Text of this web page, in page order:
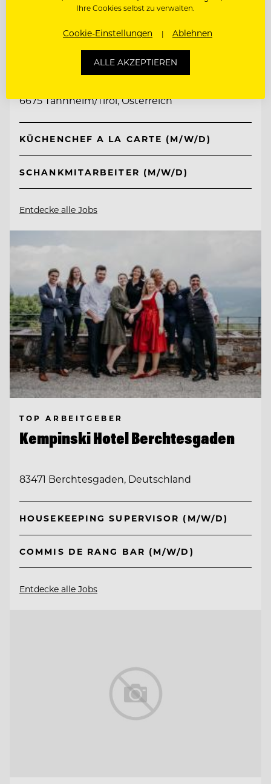
TOP ARBEITGEBER
Jungbrunn - Der Gutzeitort
6675 Tannheim/Tirol, Österreich
KÜCHENCHEF A LA CARTE (M/W/D)
SCHANKMITARBEITER (M/W/D)
Entdecke alle Jobs
TOP ARBEITGEBER
Kempinski Hotel Berchtesgaden
83471 Berchtesgaden, Deutschland
HOUSEKEEPING SUPERVISOR (M/W/D)
COMMIS DE RANG BAR (M/W/D)
Entdecke alle Jobs
Ihre Cookies selbst zu verwalten.
Cookie-Einstellungen Ablehnen
ALLE AKZEPTIEREN